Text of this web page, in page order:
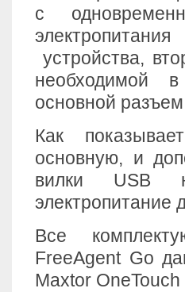
с
устройства,
необходимой
основной
Как
основную, и
вилки USB
электропитание
Все
FreeAgent Go
Maxtor